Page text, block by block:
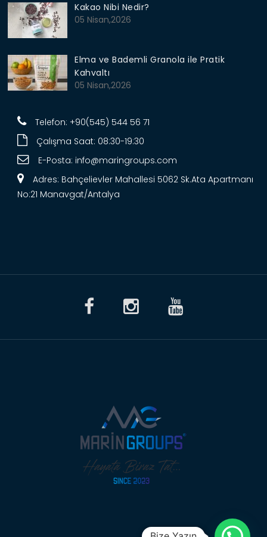
Kakao Nibi Nedir?
05 Nisan,2026
Elma ve Bademli Granola ile Pratik
Kahvaltı
05 Nisan,2026
Telefon: +90(545) 544 56 71
Çalışma Saat: 08:30-19:30
E-Posta: info@maringroups.com
Adres: Bahçelievler Mahallesi 5062 Sk.Ata Apartmanı
No:21 Manavgat/Antalya